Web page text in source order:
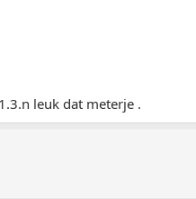
leuk dat meterje .